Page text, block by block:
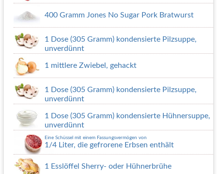
400 Gramm Jones No Sugar Pork Bratwurst
1 Dose (305 Gramm) kondensierte Pilzsuppe,
unverdünnt
1 mittlere Zwiebel, gehackt
1 Dose (305 Gramm) kondensierte Pilzsuppe,
unverdünnt
1 Dose (305 Gramm) kondensierte Hühnersuppe,
unverdünnt
Eine Schüssel mit einem Fassungsvermögen von
1/4 Liter, die gefrorene Erbsen enthält
1 Esslöffel Sherry- oder Hühnerbrühe